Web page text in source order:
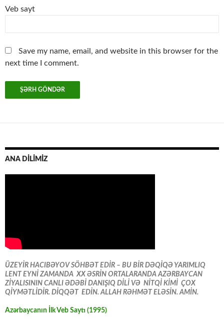
Veb sayt
Save my name, email, and website in this browser for the
next time I comment.
ANA DİLİMİZ
ÜZEYİR HACIBƏYOV SÖHBƏT EDİR – BU BİR DƏQİQƏ YARIMLIQ
LENT EYNİ ZAMANDA XX ƏSRİN ORTALARANDA AZƏRBAYCAN
ZİYALISININ CANLI ƏDƏBİ DANIŞIQ DİLİ VƏ NİTQİ KİMİ ÇOX
QİYMƏTLİDİR. DİQQƏT EDİN. ALLAH RƏHMƏT ELƏSİN. AMİN.
Azərbaycanın İlk Veb Saytı (1995)